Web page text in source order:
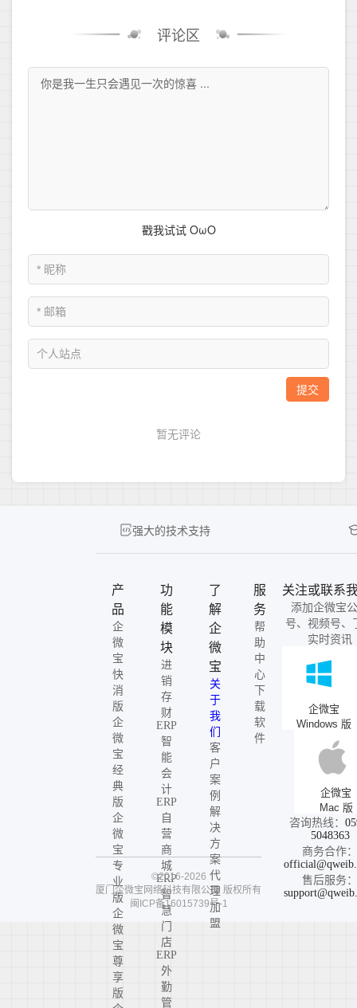
评论区
强大的技术支持
产
品
企
微
宝
快
消
版
企
微
宝
经
典
版
企
微
宝
专
业
版
企
微
宝
尊
享
版
功
能
模
块
进
销
存
财
ERP
智
能
会
计
ERP
自
营
商
城
ERP
智
慧
门
店
ERP
外
勤
管
了
解
企
微
宝
关
于
我
们
客
户
案
例
解
决
方
案
代
理
加
盟
服
务
帮
助
中
心
下
载
软
件
关注或联系
添加企微宝
号、视频号、
实时资讯
企微宝
Windows 版
企微宝
Mac 版
咨询热线：
5048363
商务合作：
售后服务：
©2016-2026
厦门企微宝网络科技有限公司 版权所有
闽ICP备16015739号-1